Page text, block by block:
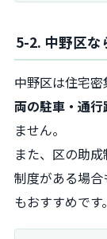
5-2. 中野区な
中野区は住宅密
両の駐車・通
ません。
また、区の助
制度がある場
もおすすめです。